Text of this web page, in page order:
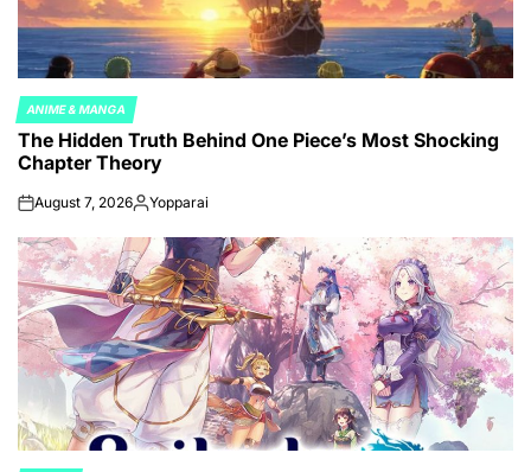
POSTED
IN
ANIME & MANGA
The Hidden Truth Behind One Piece’s Most Shocking
Chapter Theory
onAugust 7, 2026Posted
Yopparai